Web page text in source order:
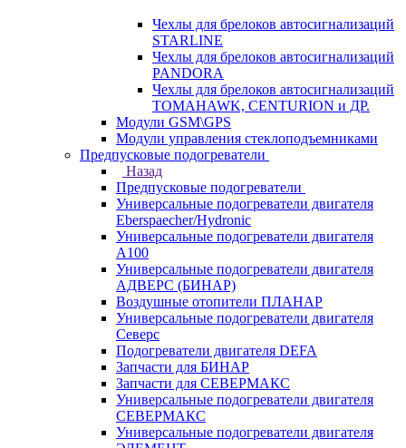
Чехлы для брелоков автосигнализаций
STARLINE
Чехлы для брелоков автосигнализаций
PANDORA
Чехлы для брелоков автосигнализаций
TOMAHAWK, CENTURION и ДР.
Модули GSM\GPS
Модули управления стеклоподъемниками
Предпусковые подогреватели
Назад
Предпусковые подогреватели
Универсальные подогреватели двигателя
Eberspaecher/Hydronic
Универсальные подогреватели двигателя
A100
Универсальные подогреватели двигателя
АДВЕРС (БИНАР)
Воздушные отопители ПЛАНАР
Универсальные подогреватели двигателя
Северс
Подогреватели двигателя DEFA
Запчасти для БИНАР
Запчасти для СЕВЕРМАКС
Универсальные подогреватели двигателя
СЕВЕРМАКС
Универсальные подогреватели двигателя